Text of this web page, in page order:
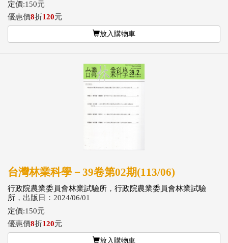
定價:150元
優惠價8折120元
放入購物車
台灣林業科學－39卷第02期(113/06)
行政院農業委員會林業試驗所 ， 行政院農業委員會林業試驗
所 ，出版日：2024/06/01
定價:150元
優惠價8折120元
放入購物車